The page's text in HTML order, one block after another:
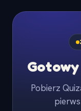
Pobierz